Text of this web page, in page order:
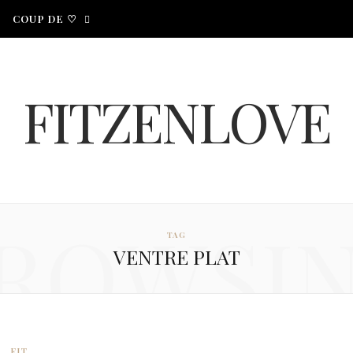
COUP DE ♡
FITZENLOVE
TAG
VENTRE PLAT